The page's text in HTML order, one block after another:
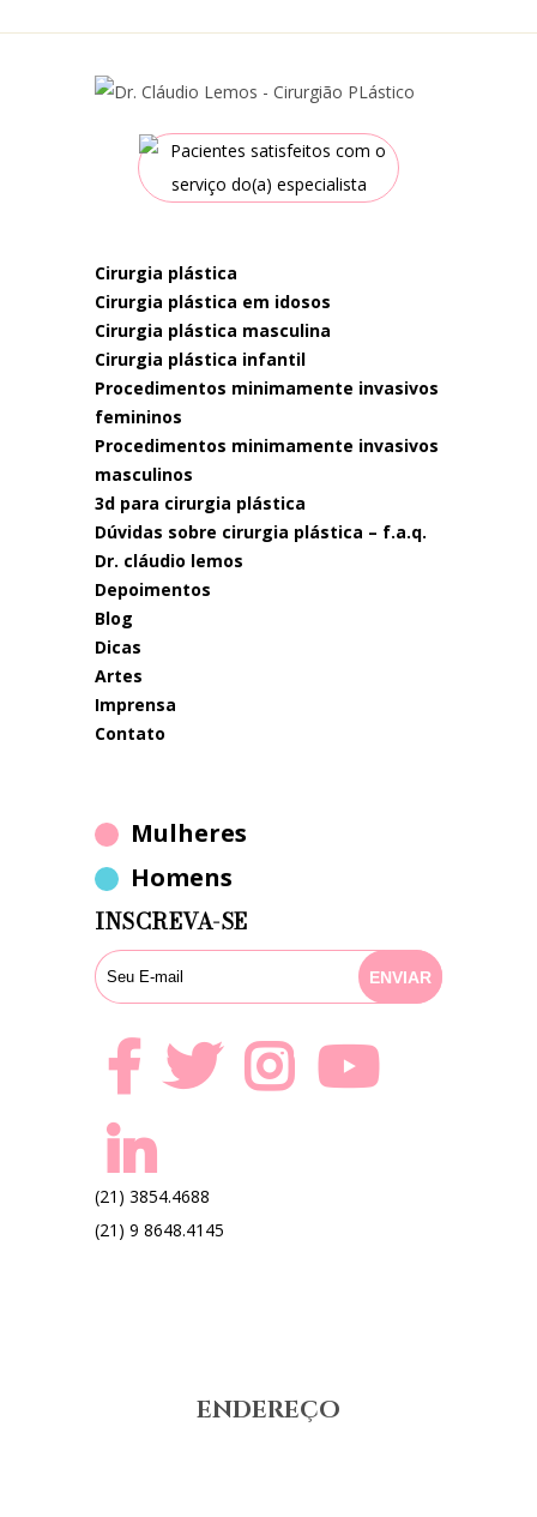
cirurgia plástica
cirurgia plástica em idosos
cirurgia plástica masculina
cirurgia plástica infantil
procedimentos minimamente invasivos
femininos
procedimentos minimamente invasivos
masculinos
3d para cirurgia plástica
dúvidas sobre cirurgia plástica – f.a.q.
dr. cláudio lemos
depoimentos
blog
dicas
artes
imprensa
contato
Mulheres
Homens
INSCREVA-SE
(21) 3854.4688
(21) 9 8648.4145
ENDEREÇO